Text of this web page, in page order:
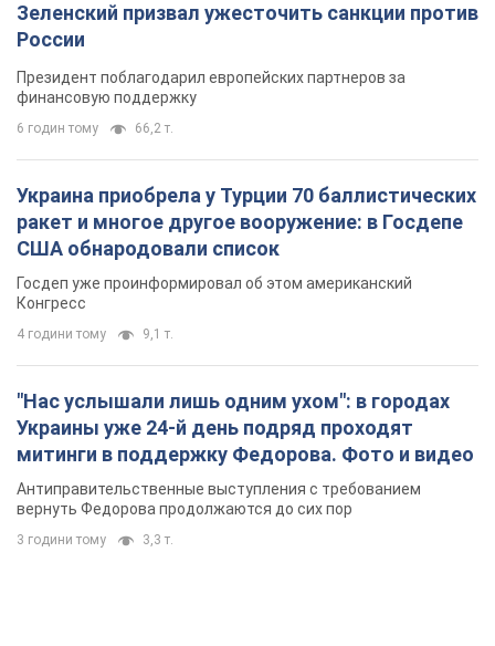
Зеленский призвал ужесточить санкции против
России
Президент поблагодарил европейских партнеров за
финансовую поддержку
6 годин тому 66,2 т.
Украина приобрела у Турции 70 баллистических
ракет и многое другое вооружение: в Госдепе
США обнародовали список
Госдеп уже проинформировал об этом американский
Конгресс
4 години тому 9,1 т.
"Нас услышали лишь одним ухом": в городах
Украины уже 24-й день подряд проходят
митинги в поддержку Федорова. Фото и видео
Антиправительственные выступления с требованием
вернуть Федорова продолжаются до сих пор
3 години тому 3,3 т.